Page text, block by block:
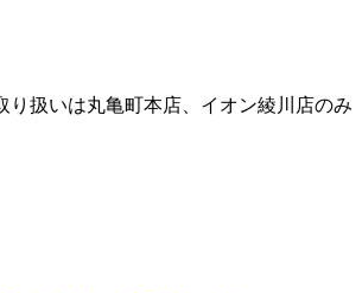
扱いは丸亀町本店、イオン綾川店のみ